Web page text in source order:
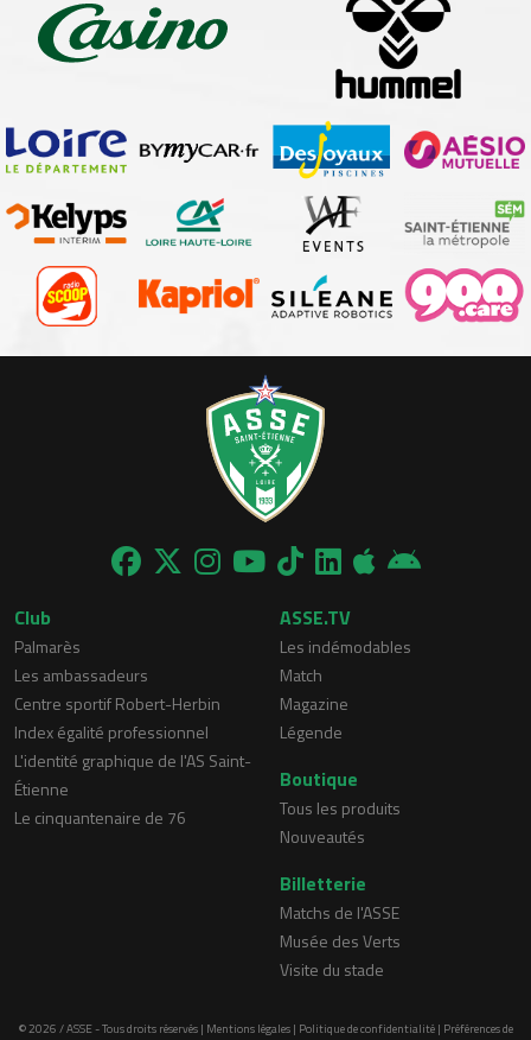
Club
Palmarès
Les ambassadeurs
Centre sportif Robert-Herbin
Index égalité professionnel
L'identité graphique de l'AS Saint-
Étienne
Le cinquantenaire de 76
ASSE.TV
Les indémodables
Match
Magazine
Légende
Boutique
Tous les produits
Nouveautés
Billetterie
Matchs de l'ASSE
Musée des Verts
Visite du stade
© 2026 / ASSE - Tous droits réservés | Mentions légales| Politique de confidentialité| Préférences de